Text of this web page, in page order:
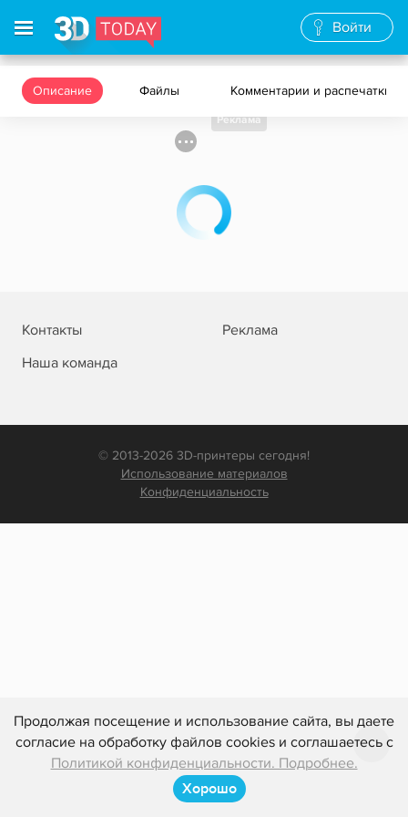
Продолжая посещение и использование сайта, вы даете
согласие на обработку файлов cookies и соглашаетесь с
Политикой конфиденциальности. Подробнее.
Хорошо
Войти
Описание Файлы Комментарии и распечатки
Реклама
Контакты
Реклама
Наша команда
© 2013-2026 3D-принтеры сегодня!
Использование материалов
Конфиденциальность